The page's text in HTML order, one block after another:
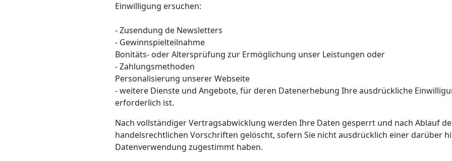
Einwilligung ersuchen:
- Zusendung de Newsletters
- Gewinnspielteilnahme
Bonitäts- oder Altersprüfung zur Ermöglichung unser Leistungen oder
- Zahlungsmethoden
Personalisierung unserer Webseite
- weitere Dienste und Angebote, für deren Datenerhebung Ihre ausdrückliche
erforderlich ist.
Nach vollständiger Vertragsabwicklung werden Ihre Daten gesperrt und nach Ablauf
handelsrechtlichen Vorschriften gelöscht, sofern Sie nicht ausdrücklich einer darüber
Datenverwendung zugestimmt haben.